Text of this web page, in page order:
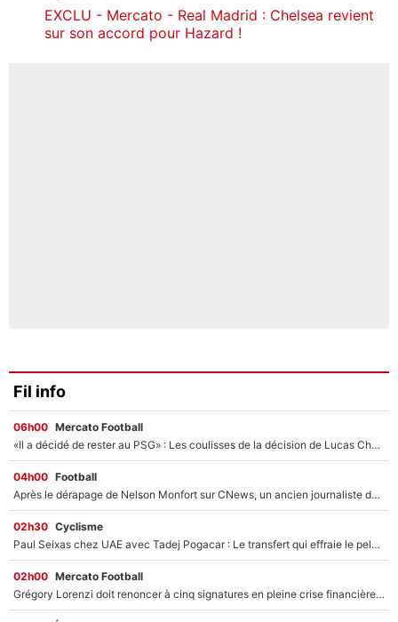
EXCLU - Mercato - Real Madrid : Chelsea revient
sur son accord pour Hazard !
Fil info
06h00 Mercato Football
«Il a décidé de rester au PSG» : Les coulisses de la décision de Lucas Chevalier pour son transfert
04h00 Football
Après le dérapage de Nelson Monfort sur CNews, un ancien journaliste de France Télévisions relance la polémique sur les incendies en Gironde
02h30 Cyclisme
Paul Seixas chez UAE avec Tadej Pogacar : Le transfert qui effraie le peloton, «c’est la pire des choses qui puisse arriver»
02h00 Mercato Football
Grégory Lorenzi doit renoncer à cinq signatures en pleine crise financière : L’IA propose sept noms à l’OM pour un mercato réussi... à seulement 5M€ !